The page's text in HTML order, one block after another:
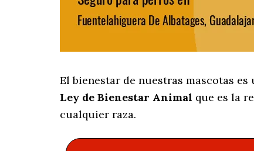
El bienestar de nuestras mascotas
Ley de Bienestar Animal que es la
cualquier raza.